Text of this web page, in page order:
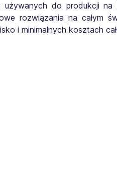
do produkcji na
rozwiązania na całym
i minimalnych kosztach